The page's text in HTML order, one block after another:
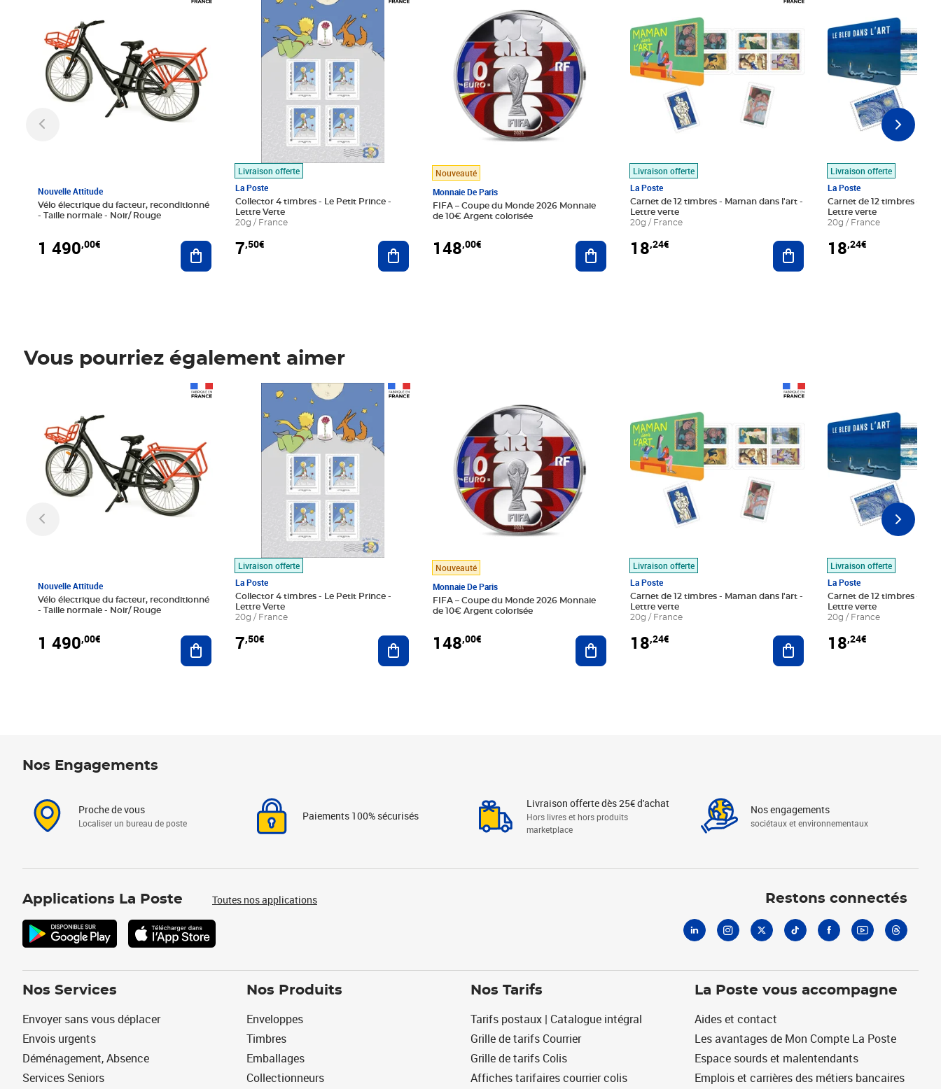
Nouvelle Attitude
Vélo électrique du facteur, reconditionné
- Taille normale - Noir/ Rouge
1 490,00€ Ajouter au panier
Livraison offerte
La Poste
Collector 4 timbres - Le Petit Prince -
Lettre Verte
20g / France
7,50€ Ajouter au panier
Nouveauté
Monnaie De Paris
FIFA – Coupe du Monde 2026 Monnaie
de 10€ Argent colorisée
148,00€ Ajouter au panier
Livraison offerte
La Poste
Carnet de 12 timbres - Maman dans l'art -
Lettre verte
20g / France
18,24€ Ajouter au panier
Livraison offerte
La Poste
Carnet de 12 timbres - Le
Lettre verte
20g / France
18,24€
Vous pourriez également aimer
Nouvelle Attitude
Vélo électrique du facteur, reconditionné
- Taille normale - Noir/ Rouge
1 490,00€ Ajouter au panier
Livraison offerte
La Poste
Collector 4 timbres - Le Petit Prince -
Lettre Verte
20g / France
7,50€
Prix 7,50€
Ajouter au panier
Nouveauté
Monnaie De Paris
FIFA – Coupe du Monde 2026 Monnaie
de 10€ Argent colorisée
148,00€ Ajouter au panier
Livraison offerte
La Poste
Carnet de 12 timbres - Maman dans l'art -
Lettre verte
20g / France
18,24€ Ajouter au panier
Livraison offerte
La Poste
Carnet de 12 timbres - Le
Lettre verte
20g / France
18,24€
Nos Engagements
Proche de vous
Localiser un bureau de poste
Paiements 100% sécurisés
Livraison offerte dès 25€ d'achat
Hors livres et hors produits
marketplace
Nos engagements
sociétaux et environnementaux
Applications La Poste Toutes nos applications Restons connectés
Nos Services
Envoyer sans vous déplacer
Envois urgents
Déménagement, Absence
Services Seniors
Nos Produits
Enveloppes
Timbres
Emballages
Collectionneurs
Nos Tarifs
Tarifs postaux | Catalogue intégral
Grille de tarifs Courrier
Grille de tarifs Colis
Affiches tarifaires courrier colis
La Poste vous accompagne
Aides et contact
Les avantages de Mon Compte La Poste
Espace sourds et malentendants
Emplois et carrières des métiers bancaires